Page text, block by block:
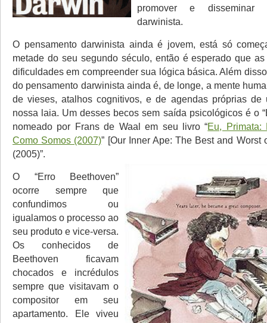
promover e disseminar
darwinista.
O pensamento darwinista ainda é jovem, está só
metade do seu segundo século, então é esperado que
dificuldades em compreender sua lógica básica. Além
do pensamento darwinista ainda é, de longe, a mente
de vieses, atalhos cognitivos, e de agendas próprias de
nossa laia. Um desses becos sem saída psicológicos é o
nomeado por Frans de Waal em seu livro “Eu, Primata:
Como Somos (2007)” [Our Inner Ape: The Best and Worst
(2005)”.
O “Erro Beethoven”
ocorre sempre que
confundimos ou
igualamos o processo ao
seu produto e vice-versa.
Os conhecidos de
Beethoven ficavam
chocados e incrédulos
sempre que visitavam o
compositor em seu
apartamento. Ele viveu